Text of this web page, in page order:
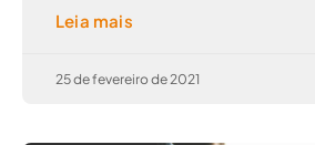
Leia mais
25 de fevereiro de 2021